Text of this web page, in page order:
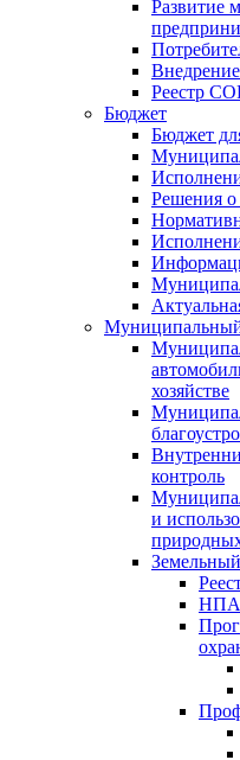
Развитие
Реестр
Бюджет
Бюджет
Решения
хозяйстве
контроль
и
НПА